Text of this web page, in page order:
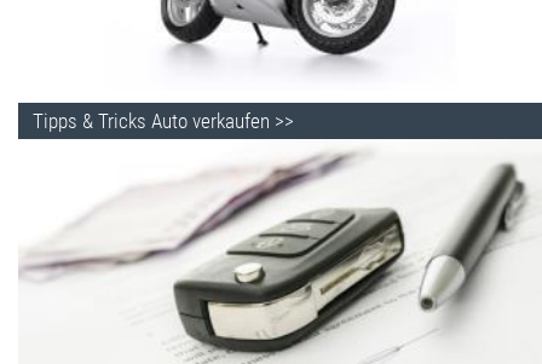
Tipps & Tricks Auto verkaufen >>